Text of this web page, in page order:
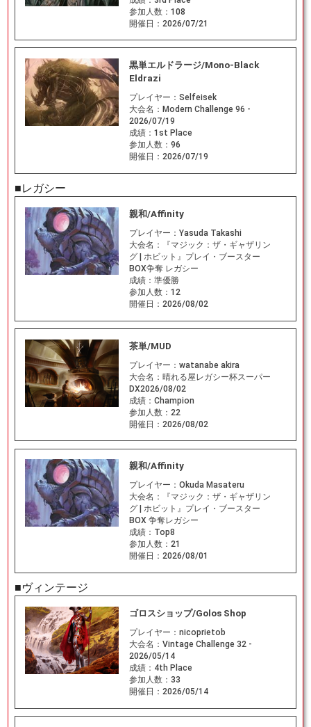
参加人数： 108
開催日： 2026/07/21
黒単エルドラージ/Mono-Black
Eldrazi
プレイヤー： Selfeisek
大会名： Modern Challenge 96 -
2026/07/19
成績： 1st Place
参加人数： 96
開催日： 2026/07/19
■レガシー
親和/Affinity
プレイヤー： Yasuda Takashi
大会名：
『マジック：ザ・ギャザリン
グ | ホビット』プレイ・ブースター
BOX争奪 レガシー
成績： 準優勝
参加人数： 12
開催日： 2026/08/02
茶単/MUD
プレイヤー： watanabe akira
大会名： 晴れる屋レガシー杯スーパー
DX2026/08/02
成績： Champion
参加人数： 22
開催日： 2026/08/02
親和/Affinity
プレイヤー： Okuda Masateru
大会名：
『マジック：ザ・ギャザリン
グ | ホビット』プレイ・ブースター
BOX 争奪レガシー
成績： Top8
参加人数： 21
開催日： 2026/08/01
■ヴィンテージ
ゴロスショップ/Golos Shop
プレイヤー： nicoprietob
大会名： Vintage Challenge 32 -
2026/05/14
成績： 4th Place
参加人数： 33
開催日： 2026/05/14